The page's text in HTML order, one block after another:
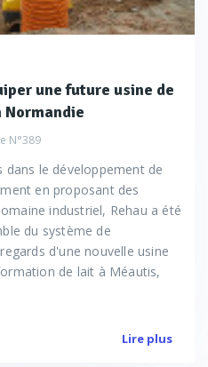
une future usine de
N°389
dans le développement de
en proposant des
industriel, Rehau a été
du système de
d'une nouvelle usine
de lait à Méautis,
Lire plus